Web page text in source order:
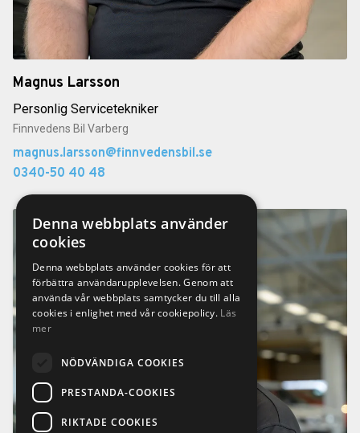
Magnus Larsson
Personlig Servicetekniker
Finnvedens Bil Varberg
magnus.larsson@finnvedensbil.se
0340-50 40 48
Denna webbplats använder
cookies
Denna webbplats använder cookies för att
förbättra användarupplevelsen. Genom att
använda vår webbplats samtycker du till alla
cookies i enlighet med vår cookiepolicy. Läs
mer
NÖDVÄNDIGA COOKIES
PRESTANDA-COOKIES
RIKTADE COOKIES